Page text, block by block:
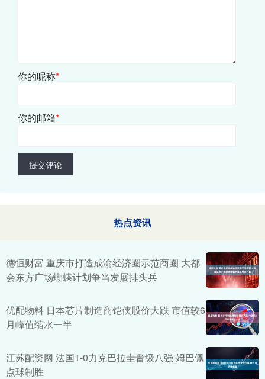
你的昵称*
你的邮箱*
提交评论
热点资讯
德恒财富 重庆市打造成渝经济圈示范商圈 大都
会东方广场蝴蝶计划争当发展排头兵
优配物料 日本芯片制造商铠侠股价大跌 市值较6
月峰值缩水一半
江苏配资网 法国1-0力克巴拉圭晋级八强 姆巴佩
点球制胜